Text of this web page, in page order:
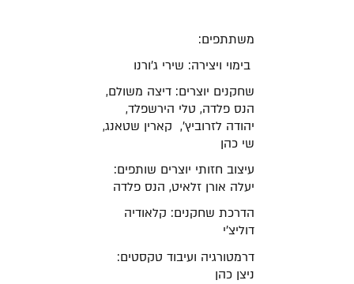
משתתפים:
בימוי ויצירה: שירי ג'ורנו
שחקנים יוצרים: דיצה משולם,
הנס פלדה, טלי הירשפלד,
יהודה לזרוביץ', קארין שטאנג,
שי כהן
עיצוב חזותי יוצרים שותפים:
יעלה אורן זלאיט, הנס פלדה
הדרכת שחקנים: קלאודיה
דוליצ'י
דרמטורגיה ועיבוד טקסטים:
ניצן כהן